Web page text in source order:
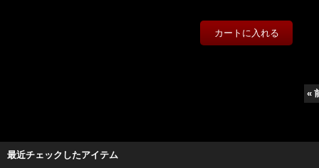
«
最近チェックしたアイテム